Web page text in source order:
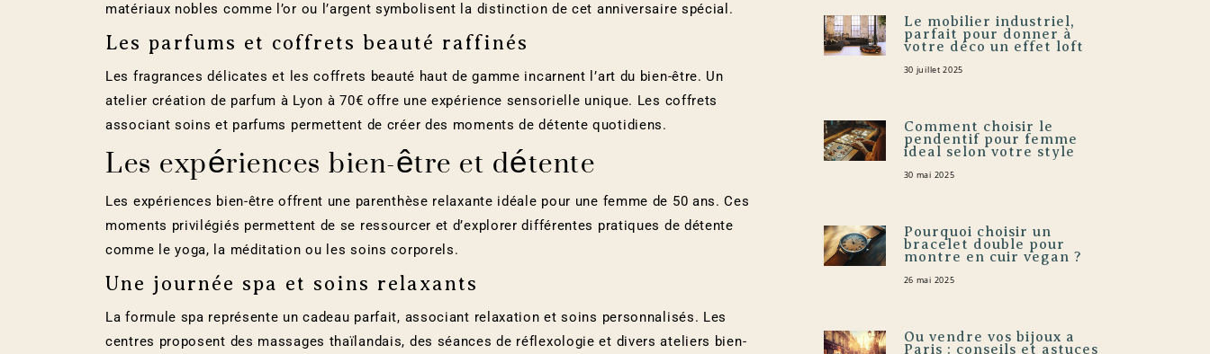
matériaux nobles comme l’or ou l’argent symbolisent la distinction de cet anniversaire spécial.
Les parfums et coffrets beauté raffinés
Les fragrances délicates et les coffrets beauté haut de gamme incarnent l’art du bien-être. Un
atelier création de parfum à Lyon à 70€ offre une expérience sensorielle unique. Les coffrets
associant soins et parfums permettent de créer des moments de détente quotidiens.
Les expériences bien-être et détente
Les expériences bien-être offrent une parenthèse relaxante idéale pour une femme de 50 ans. Ces
moments privilégiés permettent de se ressourcer et d’explorer différentes pratiques de détente
comme le yoga, la méditation ou les soins corporels.
Une journée spa et soins relaxants
La formule spa représente un cadeau parfait, associant relaxation et soins personnalisés. Les
centres proposent des massages thaïlandais, des séances de réflexologie et divers ateliers bien-
Le mobilier industriel,
parfait pour donner à
votre déco un effet loft
30 juillet 2025
Comment choisir le
pendentif pour femme
ideal selon votre style
30 mai 2025
Pourquoi choisir un
bracelet double pour
montre en cuir vegan ?
26 mai 2025
Ou vendre vos bijoux a
Paris : conseils et astuces